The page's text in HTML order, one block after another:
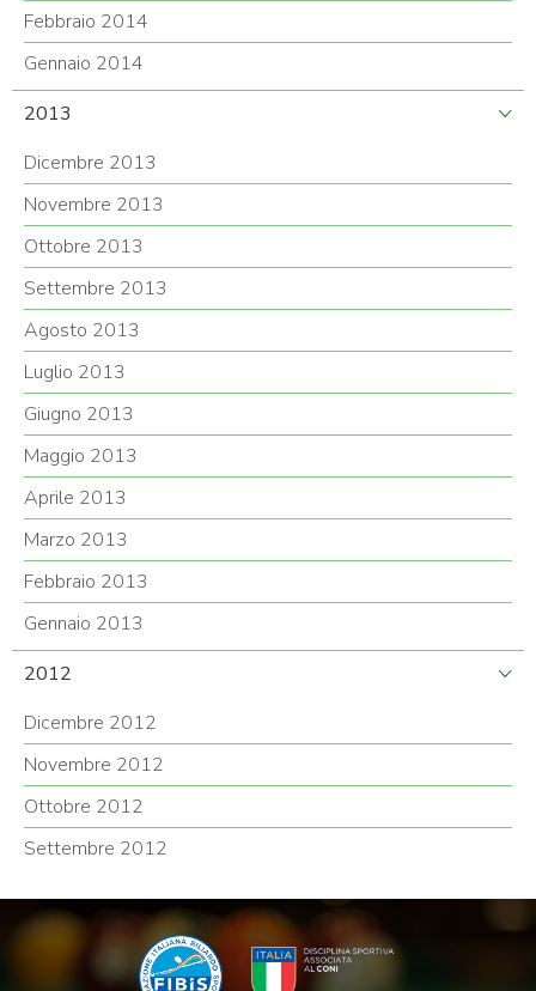
Febbraio 2014
Gennaio 2014
2013
Dicembre 2013
Novembre 2013
Ottobre 2013
Settembre 2013
Agosto 2013
Luglio 2013
Giugno 2013
Maggio 2013
Aprile 2013
Marzo 2013
Febbraio 2013
Gennaio 2013
2012
Dicembre 2012
Novembre 2012
Ottobre 2012
Settembre 2012